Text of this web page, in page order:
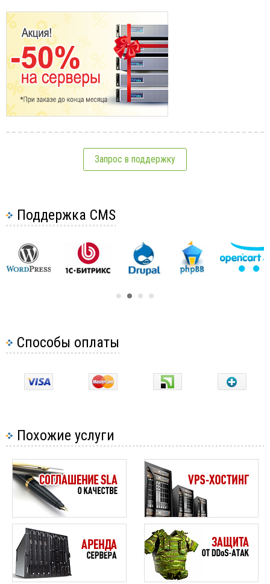
Запрос в поддержку
Поддержка CMS
Способы оплаты
Похожие услуги